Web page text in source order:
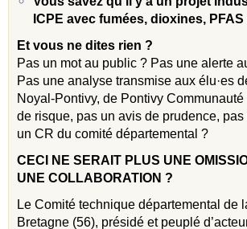
ICPE avec fumées, dioxines,
Et vous ne dites rien ?
Pas un mot au public ? Pas une alerte
Pas une analyse transmise aux élu·es
Noyal-Pontivy, de Pontivy
de risque, pas un avis de prudence,
un CR du comité départemental ?
CECI NE SERAIT PLUS UNE
UNE COLLABORATION ?
Le Comité technique départemental de
Bretagne (56), présidé et peuplé